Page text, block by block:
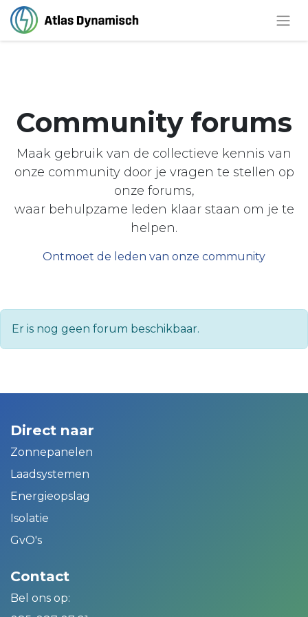
Community forums
Maak gebruik van de collectieve kennis van
onze community door je vragen te stellen op
onze forums,
waar behulpzame leden klaar staan om je te
helpen.
Ontmoet de leden van onze community
Er is nog geen forum beschikbaar.
Direct naar
Zonnepanelen
Laadsystemen
Energieopslag
Isolatie
GvO's
Contact
Bel ons op: